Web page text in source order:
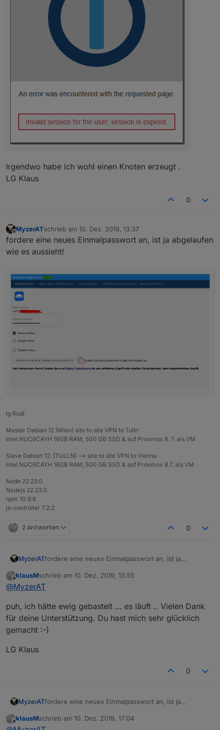
Irgendwo habe ich wohl einen Knoten erzeugt .
LG Klaus
0
Offline
MyzerATschrieb am 10. Dez. 2019, 13:37
zuletzt editiert von
fordere eine neues Einmalpasswort an, ist ja abgelaufen
wie es aussieht!
lg Rudi
Master Debian 12 (Wien) site to site VPN to Tulln
Intel NUC6CAYH 16GB RAM, 500 GB SSD & auf Proxmox 8. 7. als VM
Slave Debian 12. (TULLN) --> site to site VPN to Vienna
Intel NUC6CAYH 16GB RAM, 500 GB SSD & auf Proxmox 8.7. als VM
Node 22.23.0
Nodejs 22.23.0
npm 10.9.8
js-controller 7.2.2
2 Antworten 0
MyzerATfordere eine neues Einmalpasswort an, ist ja
Offline
klausMschrieb am 10. Dez. 2019, 13:55
zuletzt editiert von
@MyzerAT
puh, ich hätte ewig gebastelt … es läuft .. Vielen Dank
für deine Unterstützung. Du hast mich sehr glücklich
gemacht :-)
LG Klaus
0
MyzerATfordere eine neues Einmalpasswort an, ist ja
Offline
klausMschrieb am 10. Dez. 2019, 17:04
zuletzt editiert von